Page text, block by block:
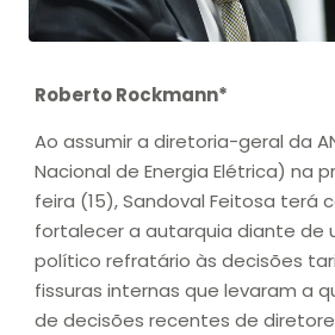
Roberto Rockmann*
Ao assumir a diretoria-geral da
Nacional de Energia Elétrica) na
feira (15), Sandoval Feitosa terá
fortalecer a autarquia diante de
político refratário às decisões
fissuras internas que levaram a
de decisões recentes de